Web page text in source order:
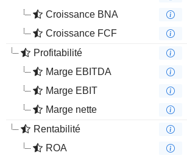
Croissance BNA
Croissance FCF
Profitabilité
Marge EBITDA
Marge EBIT
Marge nette
Rentabilité
ROA